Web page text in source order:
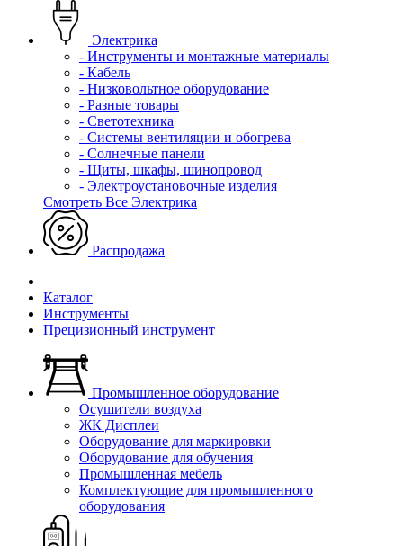
Электрика
- Инструменты и монтажные материалы
- Кабель
- Низковольтное оборудование
- Разные товары
- Светотехника
- Системы вентиляции и обогрева
- Солнечные панели
- Щиты, шкафы, шинопровод
- Электроустановочные изделия
Смотреть Все Электрика
Распродажа
Каталог
Инструменты
Прецизионный инструмент
Промышленное оборудование
Осушители воздуха
ЖК Дисплеи
Оборудование для маркировки
Оборудование для обучения
Промышленная мебель
Комплектующие для промышленного
оборудования